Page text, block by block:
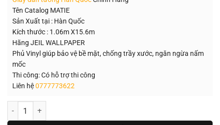
Tên Catalog MATIE
Sản Xuất tại : Hàn Quốc
Kích thước : 1.06m X15.6m
Hãng JEIL WALLPAPER
Phủ Vinyl giúp bảo vệ bề mặt, chống trầy xước, ngăn ngừa nấm
mốc
Thi công: Có hỗ trợ thi công
Liên hệ0777773622
Số lượng